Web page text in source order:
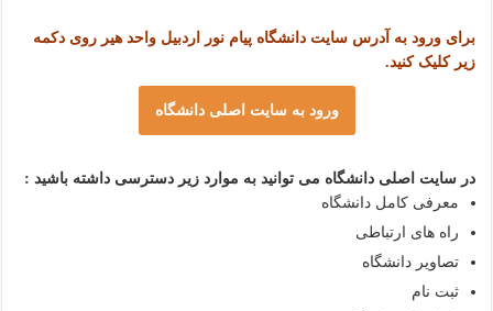
برای ورود به آدرس سایت دانشگاه پیام نور اردبیل واحد هیر روی دکمه
زیر کلیک کنید.
ورود به سایت اصلی دانشگاه
در سایت اصلی دانشگاه می توانید به موارد زیر دسترسی داشته باشید :
معرفی کامل دانشگاه
راه های ارتباطی
تصاویر دانشگاه
ثبت نام